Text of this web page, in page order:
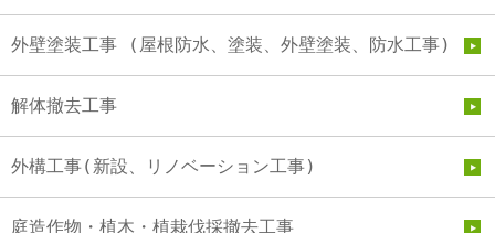
外壁塗装工事 (屋根防水、塗装、外壁塗装、防水工事)
解体撤去工事
外構工事(新設、リノベーション工事)
庭造作物・植木・植栽伐採撤去工事